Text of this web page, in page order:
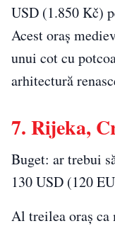
USD (1.850 Kč)
Acest oraș
unui cot cu
arhitectură
7. Rijeka,
Buget: ar trebui
130 USD (120
Al treilea oraș ca